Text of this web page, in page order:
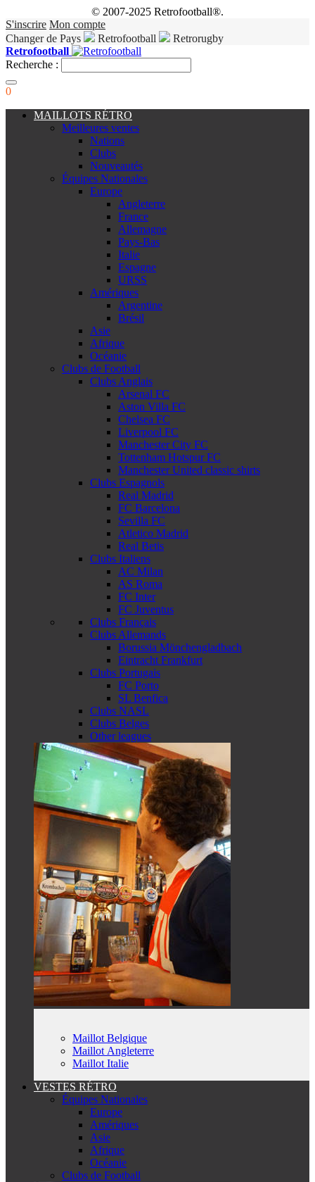
© 2007-2025 Retrofootball®.
S'inscrire Mon compte
Changer de Pays
Retrofootball
Retrorugby
Retrofootball
Recherche :
0
MAILLOTS RÉTRO
Meilleures ventes
Nations
Clubs
Nouveautés
Équipes Nationales
Europe
Angleterre
France
Allemagne
Pays-Bas
Italie
Espagne
URSS
Amériques
Argentine
Brésil
Asie
Afrique
Océanie
Clubs de Football
Clubs Anglais
Arsenal FC
Aston Villa FC
Chelsea FC
Liverpool FC
Manchester City FC
Tottenham Hotspur FC
Manchester United classic shirts
Clubs Espagnols
Real Madrid
FC Barcelona
Sevilla FC
Atletico Madrid
Real Betis
Clubs Italiens
AC Milan
AS Roma
FC Inter
FC Juventus
Clubs Français
Clubs Allemands
Borussia Mönchengladbach
Eintracht Frankfurt
Clubs Portugais
FC Porto
SL Benfica
Clubs NASL
Clubs Belges
Other leagues
Maillot Belgique
Maillot Angleterre
Maillot Italie
VESTES RÉTRO
Équipes Nationales
Europe
Amériques
Asie
Afrique
Océanie
Clubs de Football